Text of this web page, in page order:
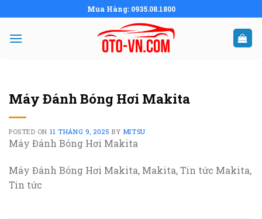
to
content
Mua Hàng: 0935.08.1800
Máy Đánh Bóng Hơi Makita
POSTED ON 11 THÁNG 9, 2025 BY MITSU
Máy Đánh Bóng Hơi Makita
Máy Đánh Bóng Hơi Makita, Makita, Tin tức Makita,
Tin tức